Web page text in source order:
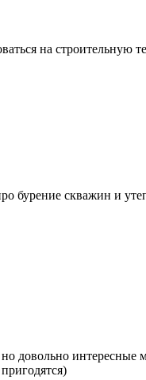
на строительную
бурение скважин и
довольно